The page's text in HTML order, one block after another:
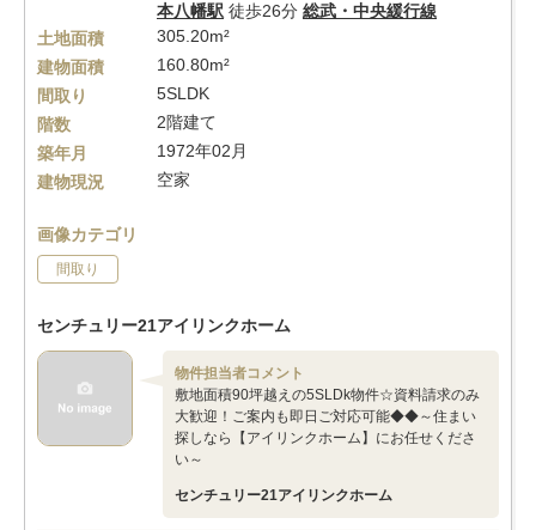
本八幡駅 徒歩26分 総武・中央緩行線
土地面積
305.20m²
建物面積
160.80m²
間取り
5SLDK
階数
2階建て
築年月
1972年02月
建物現況
空家
画像カテゴリ
間取り
センチュリー21アイリンクホーム
物件担当者コメント
敷地面積90坪越えの5SLDk物件☆資料請求のみ
大歓迎！ご案内も即日ご対応可能◆◆～住まい
探しなら【アイリンクホーム】にお任せくださ
い～
センチュリー21アイリンクホーム